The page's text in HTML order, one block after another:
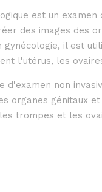
est un
des images des
gynécologie, il est
l'utérus, les
d'examen non
organes génitaux
trompes et les